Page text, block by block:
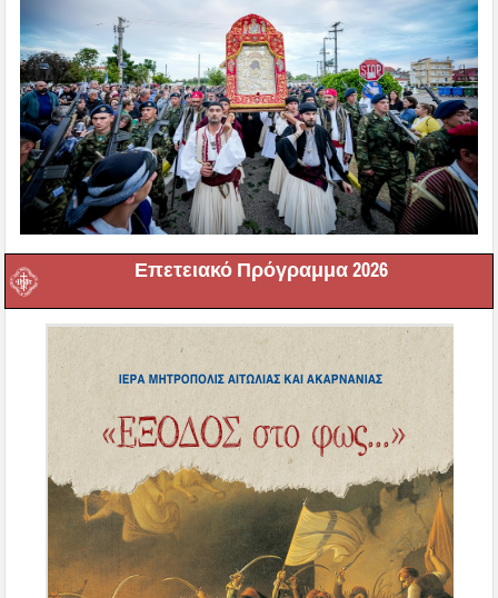
Επετειακό Πρόγραμμα 2026